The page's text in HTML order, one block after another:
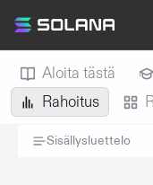
Aloita tästä
Rahoitus
Sisällysluettelo